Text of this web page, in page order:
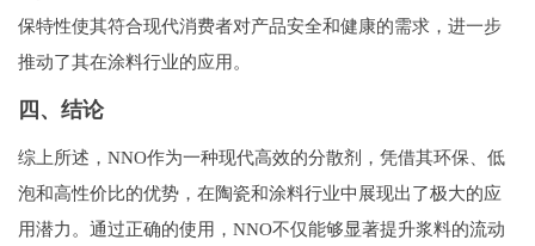
保特性使其符合现代消费者对产品安全和健康的需求，进一步
推动了其在涂料行业的应用。
四、结论
综上所述，NNO作为一种现代高效的分散剂，凭借其环保、低
泡和高性价比的优势，在陶瓷和涂料行业中展现出了极大的应
用潜力。通过正确的使用，NNO不仅能够显著提升浆料的流动